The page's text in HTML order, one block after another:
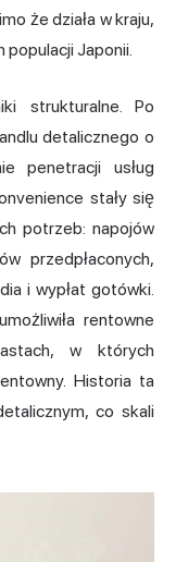
że działa w kraju,
populacji Japonii.
strukturalne. Po
detalicznego o
penetracji usług
stały się
potrzeb: napojów
przedpłaconych,
i wypłat gotówki.
rentowne
w których
Historia ta
co skali